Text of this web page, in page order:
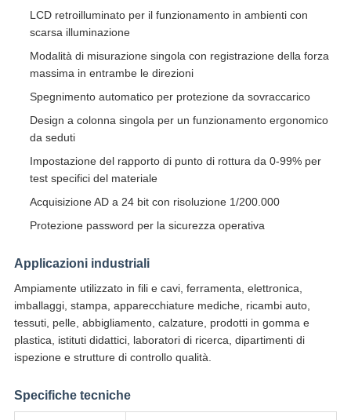
LCD retroilluminato per il funzionamento in ambienti con
scarsa illuminazione
Modalità di misurazione singola con registrazione della forza
massima in entrambe le direzioni
Spegnimento automatico per protezione da sovraccarico
Design a colonna singola per un funzionamento ergonomico
da seduti
Impostazione del rapporto di punto di rottura da 0-99% per
test specifici del materiale
Acquisizione AD a 24 bit con risoluzione 1/200.000
Protezione password per la sicurezza operativa
Applicazioni industriali
Ampiamente utilizzato in fili e cavi, ferramenta, elettronica,
imballaggi, stampa, apparecchiature mediche, ricambi auto,
tessuti, pelle, abbigliamento, calzature, prodotti in gomma e
plastica, istituti didattici, laboratori di ricerca, dipartimenti di
ispezione e strutture di controllo qualità.
Specifiche tecniche